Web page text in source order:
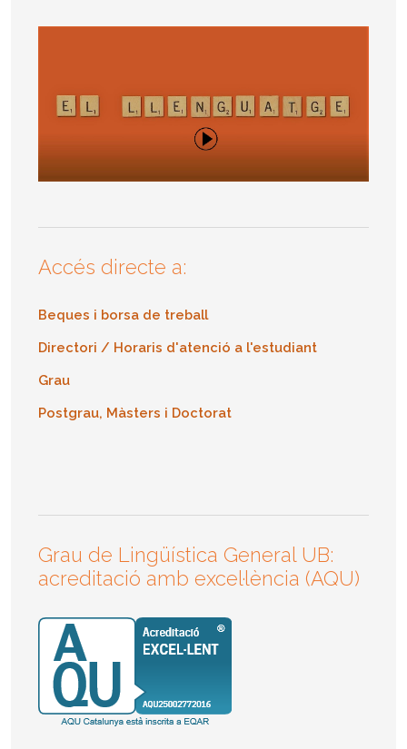
Accés directe a:
Beques i borsa de treball
Directori / Horaris d'atenció a l'estudiant
Grau
Postgrau, Màsters i Doctorat
Grau de Lingüística General UB:
acreditació amb excel·lència (AQU)